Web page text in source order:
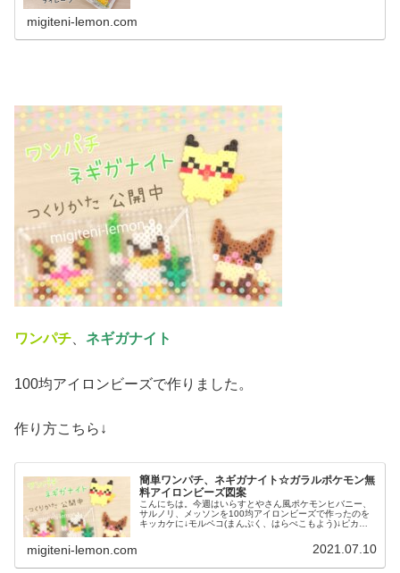
migiteni-lemon.com
ワンパチ ネギガナイト
100均アイロンビーズで作りました。
作り方こちら↓
簡単ワンパチ、ネギガナイト☆ガラルポケモン無
料アイロンビーズ図案
こんにちは。今週はいらすとやさん風ポケモンヒバニー、
サルノリ、メッソンを100均アイロンビーズで作ったのを
キッカケに↓モルペコ(まんぷく、はらぺこもよう)↓ピカチ
migiteni-lemon.com 2021.07.10